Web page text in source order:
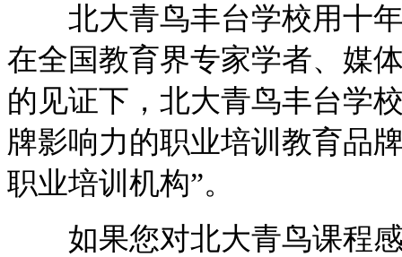
北大青鸟丰台学校用十年
在全国教育界专家学者、媒
的见证下，北大青鸟丰台学
牌影响力的职业培训教育品
职业培训机构”。
如果您对北大青鸟课程感